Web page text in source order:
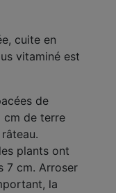
cuite en
vitaminé est
de
cm de terre
plants ont
7 cm. Arroser
la